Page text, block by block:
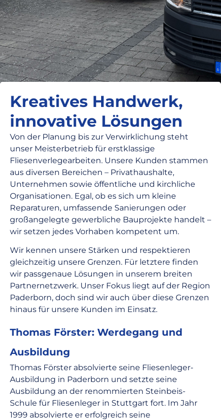
Kreatives Handwerk,
innovative Lösungen
Von der Planung bis zur Verwirklichung steht
unser Meisterbetrieb für erstklassige
Fliesenverlegearbeiten. Unsere Kunden stammen
aus diversen Bereichen – Privathaushalte,
Unternehmen sowie öffentliche und kirchliche
Organisationen. Egal, ob es sich um kleine
Reparaturen, umfassende Sanierungen oder
großangelegte gewerbliche Bauprojekte handelt –
wir setzen jedes Vorhaben kompetent um.
Wir kennen unsere Stärken und respektieren
gleichzeitig unsere Grenzen. Für letztere finden
wir passgenaue Lösungen in unserem breiten
Partnernetzwerk. Unser Fokus liegt auf der Region
Paderborn, doch sind wir auch über diese Grenzen
hinaus für unsere Kunden im Einsatz.
Thomas Förster: Werdegang und
Ausbildung
Thomas Förster absolvierte seine Fliesenleger-
Ausbildung in Paderborn und setzte seine
Ausbildung an der renommierten Steinbeis-
Schule für Fliesenleger in Stuttgart fort. Im Jahr
1999 absolvierte er erfolgreich seine